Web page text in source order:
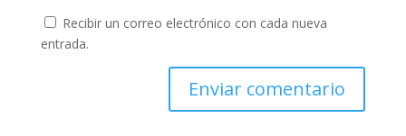
Recibir un correo electrónico con cada nueva
entrada.